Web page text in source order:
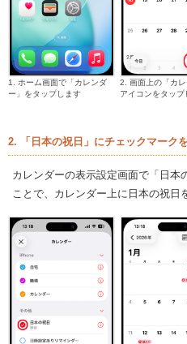
1. ホーム画面で「カレンダ
ー」をタップします
2. 画面上の「カレ
アイコンをタップ
2. 「日本の祝日」にチェックマーク
カレンダーの表示設定画面で「日本
ことで、カレンダー上に日本の祝日